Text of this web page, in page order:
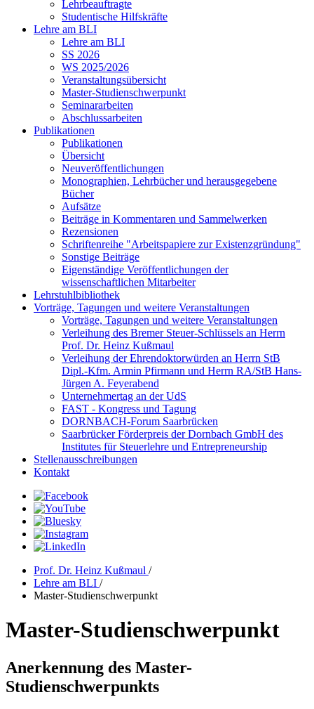
Lehrbeauftragte
Studentische Hilfskräfte
Lehre am BLI
Lehre am BLI
SS 2026
WS 2025/2026
Veranstaltungsübersicht
Master-Studienschwerpunkt
Seminararbeiten
Abschlussarbeiten
Publikationen
Publikationen
Übersicht
Neuveröffentlichungen
Monographien, Lehrbücher und herausgegebene
Bücher
Aufsätze
Beiträge in Kommentaren und Sammelwerken
Rezensionen
Schriftenreihe "Arbeitspapiere zur Existenzgründung"
Sonstige Beiträge
Eigenständige Veröffentlichungen der
wissenschaftlichen Mitarbeiter
Lehrstuhlbibliothek
Vorträge, Tagungen und weitere Veranstaltungen
Vorträge, Tagungen und weitere Veranstaltungen
Verleihung des Bremer Steuer-Schlüssels an Herrn
Prof. Dr. Heinz Kußmaul
Verleihung der Ehrendoktorwürden an Herrn StB
Dipl.-Kfm. Armin Pfirmann und Herrn RA/StB Hans-
Jürgen A. Feyerabend
Unternehmertag an der UdS
FAST - Kongress und Tagung
DORNBACH-Forum Saarbrücken
Saarbrücker Förderpreis der Dornbach GmbH des
Institutes für Steuerlehre und Entrepreneurship
Stellenausschreibungen
Kontakt
Prof. Dr. Heinz Kußmaul /
Lehre am BLI /
Master-Studienschwerpunkt
Master-Studienschwerpunkt
Anerkennung des Master-
Studienschwerpunkts